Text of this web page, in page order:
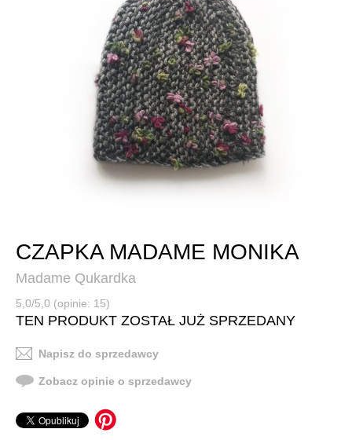
CZAPKA MADAME MONIKA
Madame Qukardka
5,0/5,0 (opinie: 15)
TEN PRODUKT ZOSTAŁ JUŻ SPRZEDANY
Napisz do sprzedawcy
Zobacz opinie o sprzedawcy